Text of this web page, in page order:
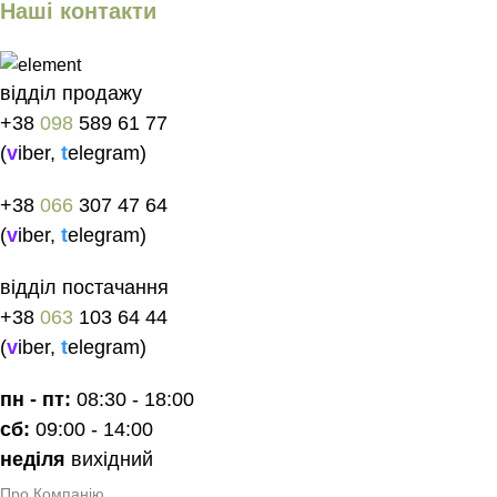
Наші контакти
відділ продажу
+38 098 589 61 77
(viber, telegram)
+38 066 307 47 64
(viber, telegram)
відділ постачання
+38 063 103 64 44
(viber, telegram)
пн - пт: 08:30 - 18:00
сб: 09:00 - 14:00
неділя вихідний